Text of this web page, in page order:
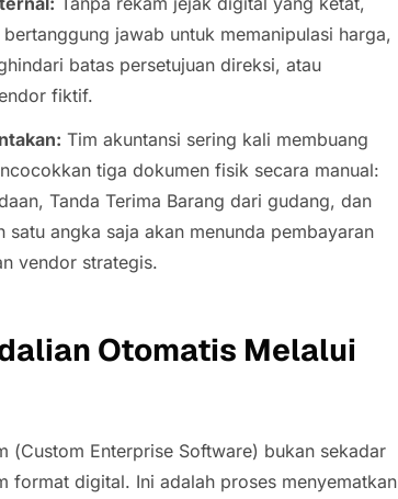
jawab untuk memanipulasi harga,
batas persetujuan direksi, atau
fiktif.
Tim akuntansi sering kali membuang
tiga dokumen fisik secara manual:
Tanda Terima Barang dari gudang, dan
satu angka saja akan menunda pembayaran
vendor strategis.
Otomatis Melalui
(Custom Enterprise Software) bukan sekadar
format digital. Ini adalah proses menyematkan